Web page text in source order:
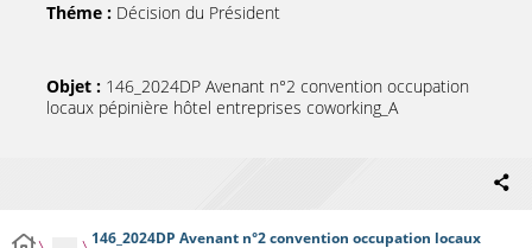
Théme : Décision du Président
Objet : 146_2024DP Avenant n°2 convention occupation
locaux pépinière hôtel entreprises coworking_A
146_2024DP Avenant n°2 convention occupation locaux